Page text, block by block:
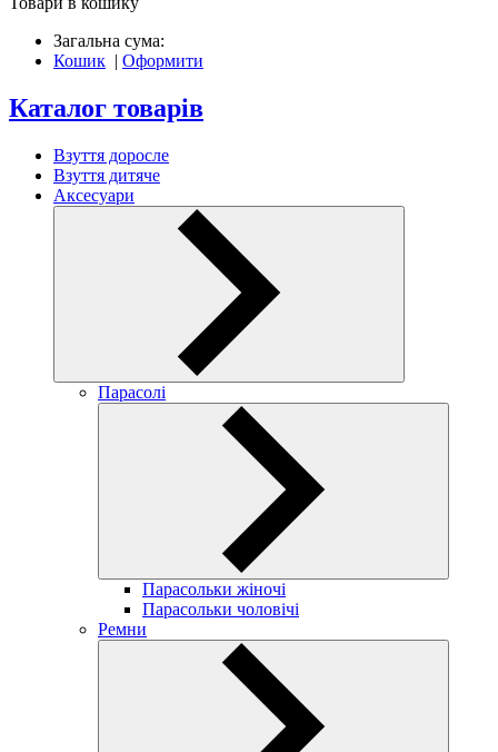
Загальна сума:
Кошик | Оформити
Каталог товарів
Взуття доросле
Взуття дитяче
Аксесуари
Парасолі
Парасольки жіночі
Парасольки чоловічі
Ремни